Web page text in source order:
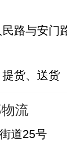
路与安门
货、送货
流
道25号